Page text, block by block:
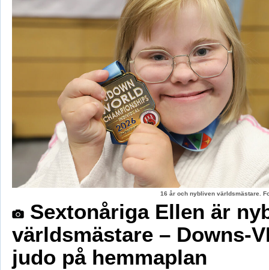
16 år och nybliven världsmästare.
Sextonåriga Ellen är
världsmästare – Downs-
judo på hemmaplan